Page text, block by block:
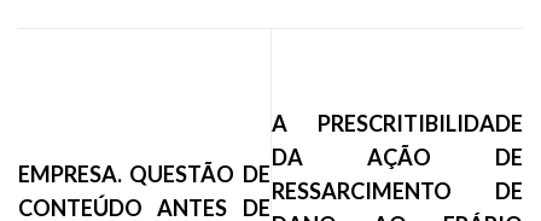
EMPRESA. QUESTÃO DE
CONTEÚDO ANTES DE
A PRESCRITIBILIDADE
DA AÇÃO DE
RESSARCIMENTO DE